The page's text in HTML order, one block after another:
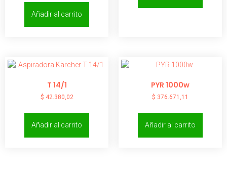
Añadir al carrito
T 14/1
$ 42.380,02
Añadir al carrito
PYR 1000w
$ 376.671,11
Añadir al carrito